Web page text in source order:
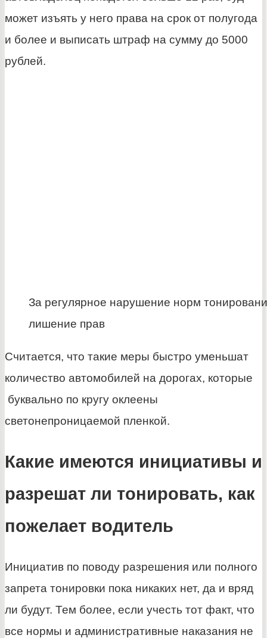
может изъять у него права на срок от полугода
и более и выписать штраф на сумму до 5000
рублей.
За регулярное нарушение норм
лишение прав
Считается, что такие меры быстро уменьшат
количество автомобилей на дорогах, которые
буквально по кругу оклеены
светонепроницаемой пленкой.
Какие имеются инициативы и
разрешат ли тонировать, как
пожелает водитель
Инициатив по поводу разрешения или полного
запрета тонировки пока никаких нет, да и вряд
ли будут. Тем более, если учесть тот факт, что
все нормы и административные наказания не